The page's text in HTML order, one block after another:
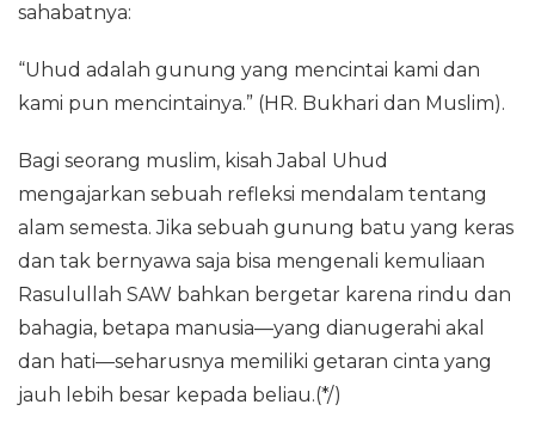
sahabatnya:
“Uhud adalah gunung yang mencintai kami dan
kami pun mencintainya.” (HR. Bukhari dan Muslim).
Bagi seorang muslim, kisah Jabal Uhud
mengajarkan sebuah refleksi mendalam tentang
alam semesta. Jika sebuah gunung batu yang keras
dan tak bernyawa saja bisa mengenali kemuliaan
Rasulullah SAW bahkan bergetar karena rindu dan
bahagia, betapa manusia—yang dianugerahi akal
dan hati—seharusnya memiliki getaran cinta yang
jauh lebih besar kepada beliau.(*/)